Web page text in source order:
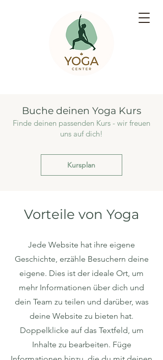
Buche deinen Yoga Kurs
Finde deinen passenden Kurs - wir freuen
uns auf dich!
Kursplan
Vorteile von Yoga
Jede Website hat ihre eigene
Geschichte, erzähle Besuchern deine
eigene. Dies ist der ideale Ort, um
mehr Informationen über dich und
dein Team zu teilen und darüber, was
deine Website zu bieten hat.
Doppelklicke auf das Textfeld, um
Inhalte zu bearbeiten. Füge